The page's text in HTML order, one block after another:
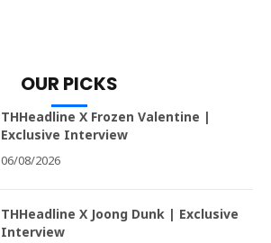
OUR PICKS
THHeadline X Frozen Valentine |
Exclusive Interview
06/08/2026
THHeadline X Joong Dunk | Exclusive
Interview